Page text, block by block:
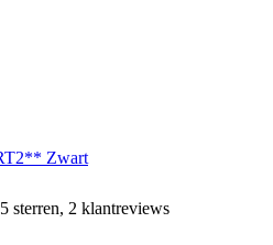
Zwart
sterren, 2 klantreviews